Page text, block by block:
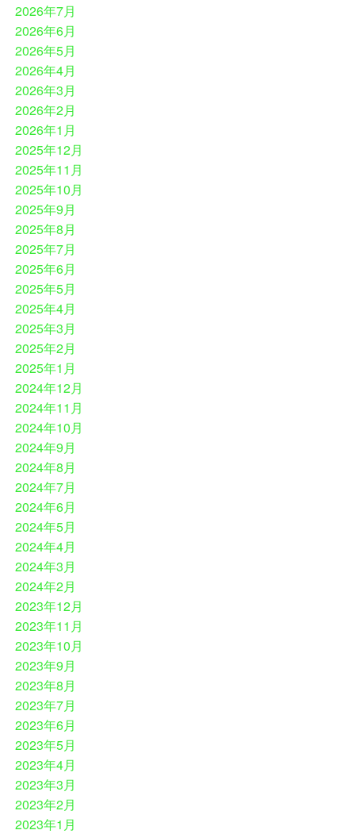
2026年7月
2026年6月
2026年5月
2026年4月
2026年3月
2026年2月
2026年1月
2025年12月
2025年11月
2025年10月
2025年9月
2025年8月
2025年7月
2025年6月
2025年5月
2025年4月
2025年3月
2025年2月
2025年1月
2024年12月
2024年11月
2024年10月
2024年9月
2024年8月
2024年7月
2024年6月
2024年5月
2024年4月
2024年3月
2024年2月
2023年12月
2023年11月
2023年10月
2023年9月
2023年8月
2023年7月
2023年6月
2023年5月
2023年4月
2023年3月
2023年2月
2023年1月